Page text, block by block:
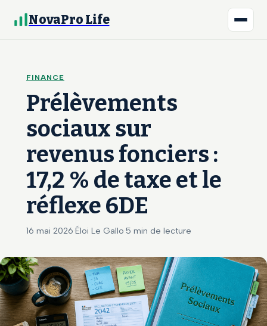
NovaPro Life
FINANCE
Prélèvements
sociaux sur
revenus fonciers :
17,2 % de taxe et le
réflexe 6DE
16 mai 2026·Éloi Le Gallo·5 min de lecture